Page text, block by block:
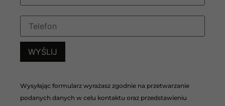
Ogrzewanie powietrzne zdobywa coraz większą
popularność jako efektywna i nowoczesna
alternatywa dla tradycyjnych systemów
grzewczych opartych na wodnych instalacjach.
pęknięcia rur, ale także szybkie i efektywne
działanie, które pozwala cieszyć się komfortem
Wysyłając formularz wyrażasz zgodnie na przetwarzanie
podanych danych w celu kontaktu oraz przedstawieniu